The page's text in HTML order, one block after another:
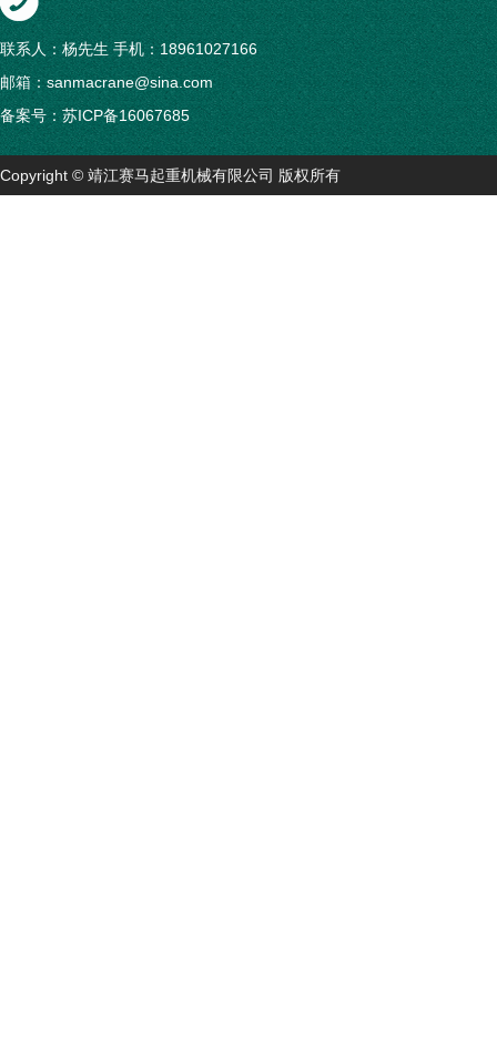
壁式悬臂起重机
移动式悬臂起重机
旋臂吊
平衡吊
联系人：杨先生 手机：18961027166
邮箱：sanmacrane@sina.com
备案号： 苏ICP备16067685
Copyright © 靖江赛马起重机械有限公司 版权所有